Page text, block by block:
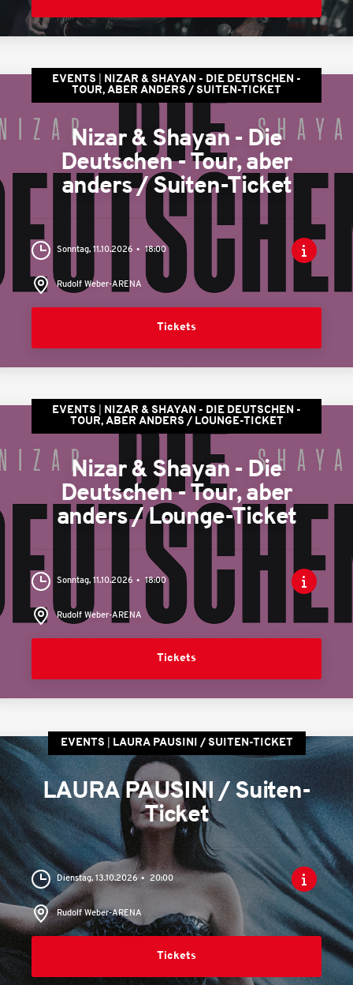
EVENTS
NIZAR & SHAYAN - DIE DEUTSCHEN -
TOUR, ABER ANDERS / SUITEN-TICKET
Nizar & Shayan - Die
Deutschen - Tour, aber
anders / Suiten-Ticket
Sonntag, 11.10.2026 18:00
Rudolf Weber-ARENA
Tickets
EVENTS
NIZAR & SHAYAN - DIE DEUTSCHEN -
TOUR, ABER ANDERS / LOUNGE-TICKET
Nizar & Shayan - Die
Deutschen - Tour, aber
anders / Lounge-Ticket
Sonntag, 11.10.2026 18:00
Rudolf Weber-ARENA
Tickets
EVENTS LAURA PAUSINI / SUITEN-TICKET
LAURA PAUSINI / Suiten-
Ticket
Dienstag, 13.10.2026 20:00
Rudolf Weber-ARENA
Tickets